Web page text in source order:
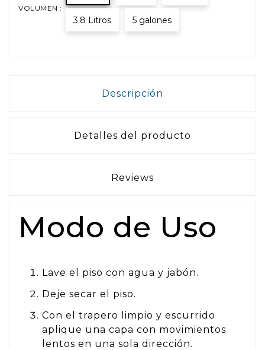
VOLUMEN :
3.8 Litros 5 galones
Descripción
Detalles del producto
Reviews
Modo de Uso
Lave el piso con agua y jabón.
Deje secar el piso.
Con el trapero limpio y escurrido
aplique una capa con movimientos
lentos en una sola dirección.